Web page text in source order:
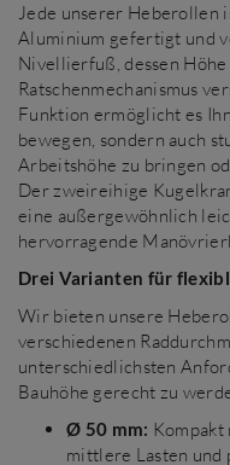
Jede unserer Heberollen
Aluminium gefertigt und
Nivellierfuß, dessen
Ratschenmechanismus
Funktion ermöglicht es
bewegen, sondern auch
Arbeitshöhe zu bringen
Der zweireihige
eine außergewöhnlich
hervorragende
Drei Varianten für
Wir bieten unsere
verschiedenen
unterschiedlichsten
Bauhöhe gerecht zu
Ø 50 mm:
mittlere Lasten und